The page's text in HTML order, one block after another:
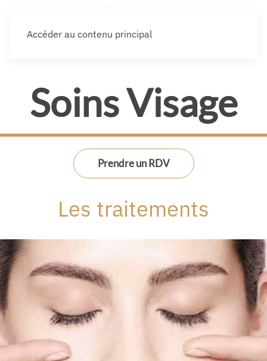
Accéder au contenu principal
Soins Visage
Prendre un RDV
Les traitements